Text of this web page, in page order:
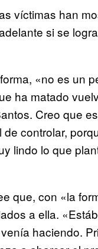
víctimas han
si se
«no es un
ha matado
Creo que
controlar,
lindo lo que
que, con «la
a ella.
haciendo.